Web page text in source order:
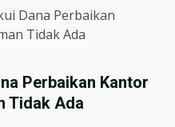
Dana Perbaikan
Tidak Ada
Perbaikan Kantor
Tidak Ada